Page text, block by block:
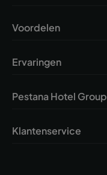
Voordelen
Ervaringen
Pestana Hotel Group
Klantenservice